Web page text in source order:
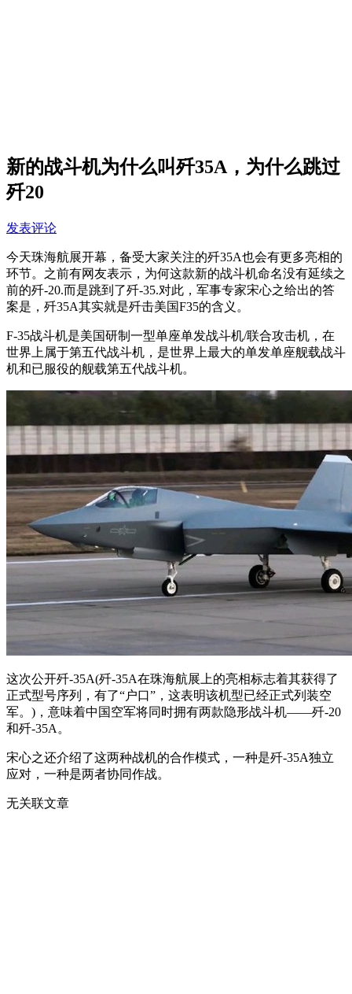
新的战斗机为什么叫歼35A，为什么跳过
歼20
发表评论
今天珠海航展开幕，备受大家关注的歼35A也会有更多亮相的
环节。之前有网友表示，为何这款新的战斗机命名没有延续之
前的歼-20.而是跳到了歼-35.对此，军事专家宋心之给出的答
案是，歼35A其实就是歼击美国F35的含义。
F-35战斗机是美国研制一型单座单发战斗机/联合攻击机，在
世界上属于第五代战斗机，是世界上最大的单发单座舰载战斗
机和已服役的舰载第五代战斗机。
这次公开歼-35A(歼-35A在珠海航展上的亮相标志着其获得了
正式型号序列，有了“户口”，这表明该机型已经正式列装空
军。)，意味着中国空军将同时拥有两款隐形战斗机——歼-20
和歼-35A。
宋心之还介绍了这两种战机的合作模式，一种是歼-35A独立
应对，一种是两者协同作战。
无关联文章